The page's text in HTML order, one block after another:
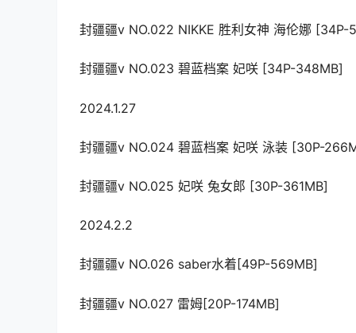
封疆疆v NO.022 NIKKE 胜利女神 海伦娜 [34P-
封疆疆v NO.023 碧蓝档案 妃咲 [34P-348MB]
2024.1.27
封疆疆v NO.024 碧蓝档案 妃咲 泳装 [30P-
封疆疆v NO.025 妃咲 兔女郎 [30P-361MB]
2024.2.2
封疆疆v NO.026 saber水着[49P-569MB]
封疆疆v NO.027 雷姆[20P-174MB]